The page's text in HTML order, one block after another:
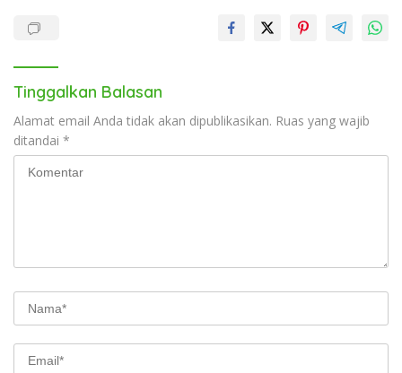
Tinggalkan Balasan
Alamat email Anda tidak akan dipublikasikan. Ruas yang wajib
ditandai *